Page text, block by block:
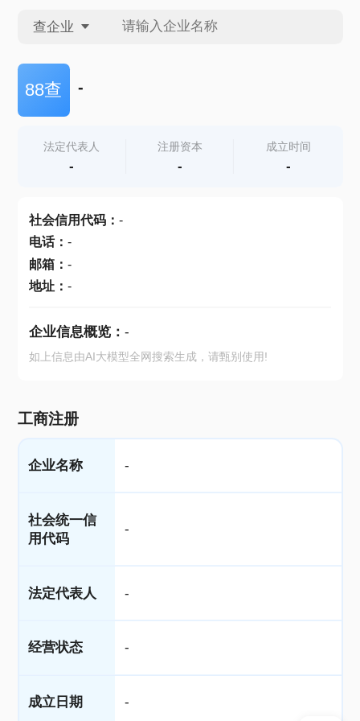
查企业
查企业
查产地
88查 -
法定代表人
-
注册资本
-
成立时间
-
社会信用代码： -
电话： -
邮箱： -
地址： -
企业信息概览： -
如上信息由AI大模型全网搜索生成，请甄别使用!
工商注册
企业名称 -
社会统一信
用代码
-
法定代表人 -
经营状态 -
成立日期 -